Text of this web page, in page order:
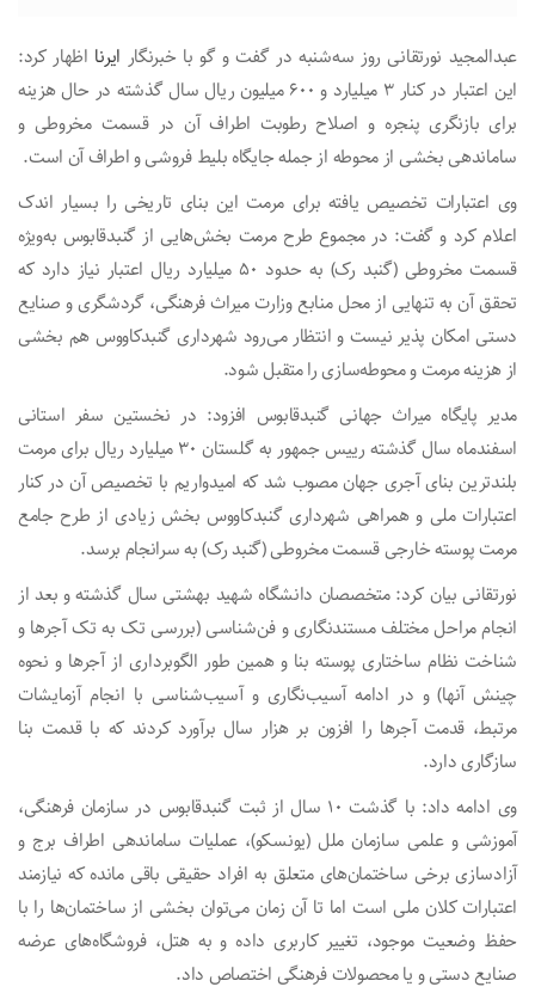
عبدالمجید نورتقانی روز سه‌شنبه در گفت و گو با خبرنگار ایرنا اظهار کرد:
این اعتبار در کنار ۳ میلیارد و ۶۰۰ میلیون ریال سال گذشته در حال هزینه
برای بازنگری پنجره و اصلاح رطوبت اطراف آن در قسمت مخروطی و
ساماندهی بخشی از محوطه از جمله جایگاه بلیط فروشی و اطراف آن است.
وی اعتبارات تخصیص یافته برای مرمت این بنای تاریخی را بسیار اندک
اعلام کرد و گفت: در مجموع طرح مرمت بخش‌هایی از گنبدقابوس به‌ویژه
قسمت مخروطی (گنبد رک) به حدود ۵۰ میلیارد ریال اعتبار نیاز دارد که
تحقق آن به تنهایی از محل منابع وزارت میراث فرهنگی، گردشگری و صنایع
دستی امکان پذیر نیست و انتظار می‌رود شهرداری گنبدکاووس هم بخشی
از هزینه‌ مرمت و محوطه‌سازی را متقبل شود.
مدیر پایگاه میراث جهانی گنبدقابوس افزود: در نخستین سفر استانی
اسفندماه سال گذشته رییس جمهور به گلستان ۳۰ میلیارد ریال برای مرمت
بلندترین بنای آجری جهان مصوب شد که امیدواریم با تخصیص آن در کنار
اعتبارات ملی و همراهی شهرداری گنبدکاووس بخش زیادی از طرح جامع
مرمت پوسته خارجی قسمت مخروطی (گنبد رک) به سرانجام برسد.
نورتقانی بیان کرد: متخصصان دانشگاه شهید بهشتی سال گذشته و بعد از
انجام مراحل مختلف مستندنگاری و فن‌شناسی (بررسی تک به تک آجرها و
شناخت نظام ساختاری پوسته بنا و همین طور الگوبرداری از آجرها و نحوه
چینش آنها) و در ادامه آسیب‌نگاری و آسیب‌شناسی با انجام آزمایشات
مرتبط، قدمت آجرها را افزون بر هزار سال برآورد کردند که با قدمت بنا
سازگاری دارد.
وی ادامه داد: با گذشت ۱۰ سال از ثبت گنبدقابوس در سازمان فرهنگی،
آموزشی و علمی سازمان ملل (یونسکو)، عملیات ساماندهی اطراف برج و
آزادسازی برخی ساختمان‌های متعلق به افراد حقیقی باقی مانده که نیازمند
اعتبارات کلان ملی است اما تا آن زمان می‌توان بخشی از ساختمان‌ها را با
حفظ وضعیت موجود، تغییر کاربری داده و به هتل، فروشگاه‌های عرضه
صنایع دستی و یا محصولات فرهنگی اختصاص داد.